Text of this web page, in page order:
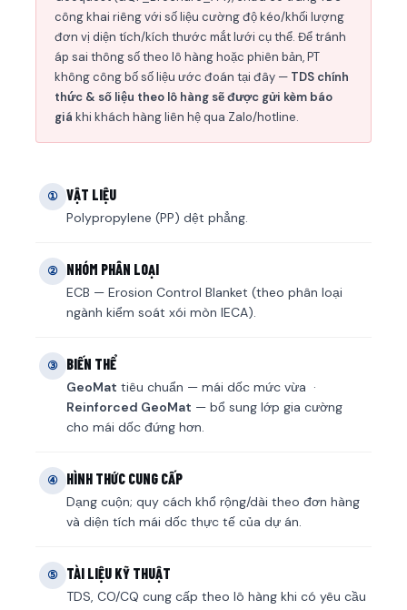
công khai riêng với số liệu cường độ kéo/khối lượng
đơn vị diện tích/kích thước mắt lưới cụ thể. Để tránh
áp sai thông số theo lô hàng hoặc phiên bản, PT
không công bố số liệu ước đoán tại đây — TDS chính
thức & số liệu theo lô hàng sẽ được gửi kèm báo
giá khi khách hàng liên hệ qua Zalo/hotline.
① VẬT LIỆU
Polypropylene (PP) dệt phẳng.
② NHÓM PHÂN LOẠI
ECB — Erosion Control Blanket (theo phân loại
ngành kiểm soát xói mòn IECA).
③ BIẾN THỂ
GeoMat tiêu chuẩn — mái dốc mức vừa ·
Reinforced GeoMat — bổ sung lớp gia cường
cho mái dốc đứng hơn.
④ HÌNH THỨC CUNG CẤP
Dạng cuộn; quy cách khổ rộng/dài theo đơn hàng
và diện tích mái dốc thực tế của dự án.
⑤ TÀI LIỆU KỸ THUẬT
TDS, CO/CQ cung cấp theo lô hàng khi có yêu cầu